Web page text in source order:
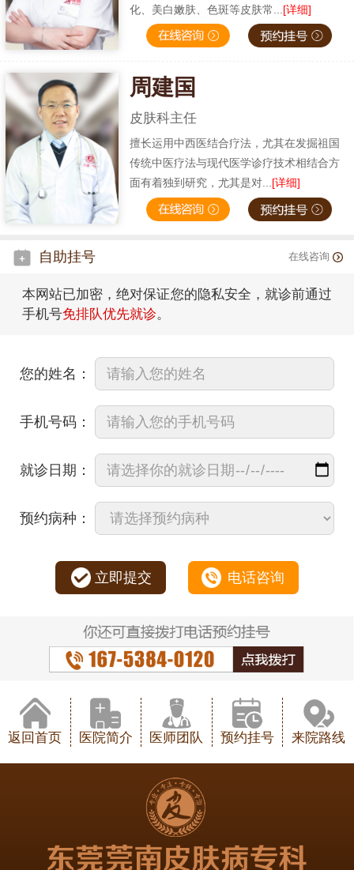
化、美白嫩肤、色斑等皮肤常... [详细]
周建国
皮肤科主任
擅长运用中西医结合疗法，尤其在发掘祖国
传统中医疗法与现代医学诊疗技术相结合方
面有着独到研究，尤其是对...[详细]
自助挂号 在线咨询
本网站已加密，绝对保证您的隐私安全，就诊前通过
手机号免排队优先就诊。
您的姓名：
手机号码：
就诊日期：
预约病种：
立即提交 电话咨询
返回首页 医院简介 医师团队 预约挂号 来院路线